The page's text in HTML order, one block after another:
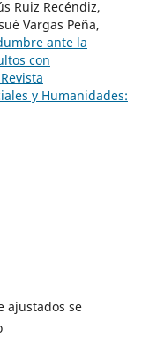
Ruiz Recéndiz,
Vargas Peña,
ante la
con
y Humanidades:
ajustados se